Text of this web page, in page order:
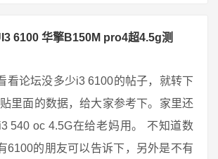
6100 华擎B150M pro4超4.5g测
看论坛没多少i3 6100的帖子，就转下
里面的数据，给大家参考下。家里还
540 oc 4.5G在给老妈用。 不知道数
6100的朋友可以告诉下，另外是不有